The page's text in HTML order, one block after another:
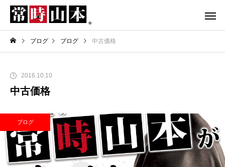
ブログ ブログ 中古価格
2016.10.10
中古価格
ブログ